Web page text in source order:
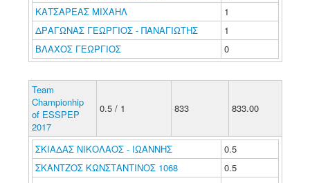
ΚΑΤΣΑΡΕΑΣ ΜΙΧΑΗΛ
1
ΔΡΑΓΩΝΑΣ ΓΕΩΡΓΙΟΣ - ΠΑΝΑΓΙΩΤΗΣ
1
ΒΛΑΧΟΣ ΓΕΩΡΓΙΟΣ
0
Team
Championhip
of ESSPEP
2017
0.5 / 1 833 833.00
ΣΚΙΑΔΑΣ ΝΙΚΟΛΑΟΣ - ΙΩΑΝΝΗΣ
0.5
ΣΚΑΝΤΖΟΣ ΚΩΝΣΤΑΝΤΙΝΟΣ 1068
0.5